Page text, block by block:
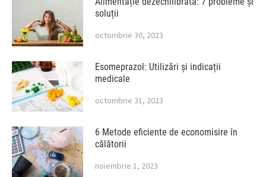
soluții
octombrie 30, 2023
Esomeprazol: Utilizări și indicații
medicale
octombrie 31, 2023
6 Metode eficiente de economisire în
călătorii
noiembrie 1, 2023